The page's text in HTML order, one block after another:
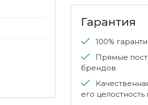
Гарантия
100%
Прямые
брендов
его